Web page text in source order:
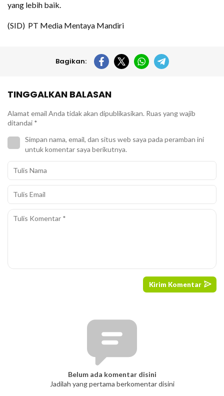
yang lebih baik.
(SID) PT Media Mentaya Mandiri
Bagikan:
TINGGALKAN BALASAN
Alamat email Anda tidak akan dipublikasikan. Ruas yang wajib
ditandai *
Simpan nama, email, dan situs web saya pada peramban ini
untuk komentar saya berikutnya.
Belum ada komentar disini
Jadilah yang pertama berkomentar disini